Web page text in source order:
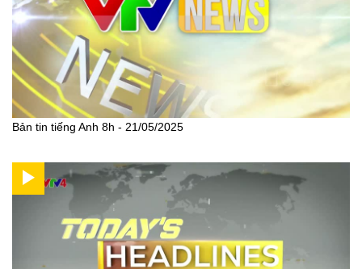
Bản tin tiếng Anh 8h - 21/05/2025